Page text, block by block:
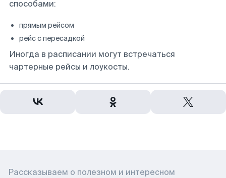
способами:
прямым рейсом
рейс с пересадкой
Иногда в расписании могут встречаться
чартерные рейсы и лоукосты.
Рассказываем о полезном и интересном